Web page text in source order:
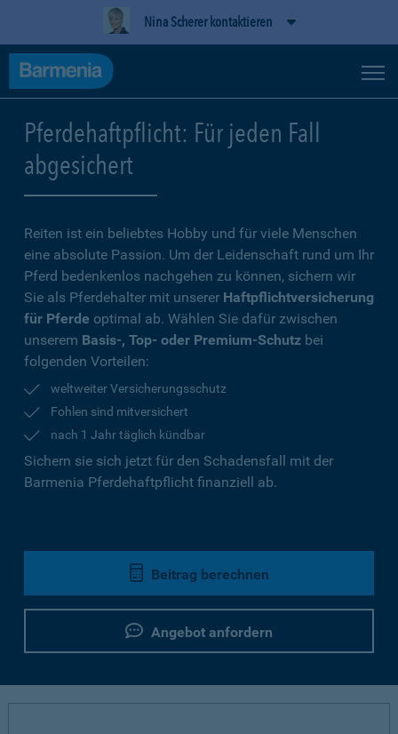
Nina Scherer kontaktieren
Pferdehaftpflicht: Für jeden Fall
abgesichert
Reiten ist ein beliebtes Hobby und für viele Menschen
eine absolute Passion. Um der Leidenschaft rund um Ihr
Pferd bedenkenlos nachgehen zu können, sichern wir
Sie als Pferdehalter mit unserer Haftpflichtversicherung
für Pferde optimal ab. Wählen Sie dafür zwischen
unserem Basis-, Top- oder Premium-Schutz bei
folgenden Vorteilen:
weltweiter Versicherungsschutz
Fohlen sind mitversichert
nach 1 Jahr täglich kündbar
Sichern sie sich jetzt für den Schadensfall mit der
Barmenia Pferdehaftpflicht finanziell ab.
Beitrag berechnen
Angebot anfordern